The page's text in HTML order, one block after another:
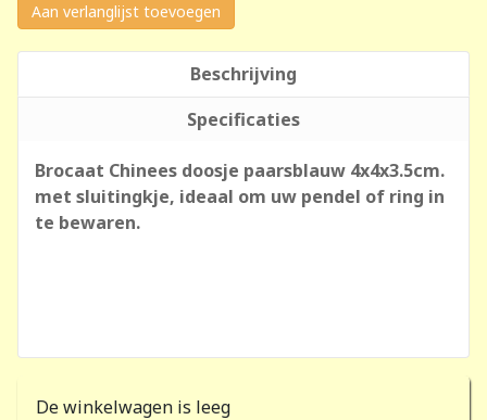
Aan verlanglijst toevoegen
Beschrijving
Specificaties
Brocaat Chinees doosje paarsblauw 4x4x3.5cm.
met sluitingkje, ideaal om uw pendel of ring in
te bewaren.
De winkelwagen is leeg